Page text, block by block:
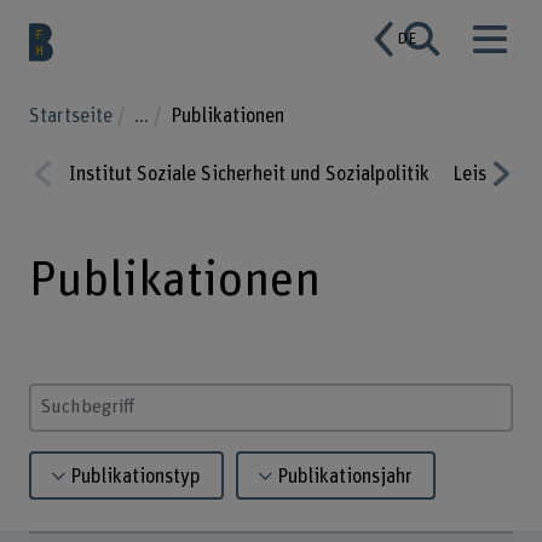
DE
Startseite ... Publikationen
ious
Institut Soziale Sicherheit und Sozialpolitik
Publikationen
Suchbegriff eingeben
Publikationstyp Publikationsjahr